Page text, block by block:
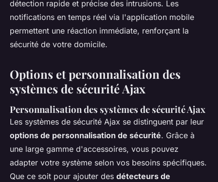
détection rapide et précise des intrusions. Les
notifications en temps réel via l'application mobile
permettent une réaction immédiate, renforçant la
sécurité de votre domicile.
Options et personnalisation des
systèmes de sécurité Ajax
Personnalisation des systèmes de sécurité Ajax
Les systèmes de sécurité Ajax se distinguent par leur
options de personnalisation de sécurité. Grâce à
une large gamme d'accessoires, vous pouvez
adapter votre système selon vos besoins spécifiques.
Que ce soit pour ajouter des détecteurs de